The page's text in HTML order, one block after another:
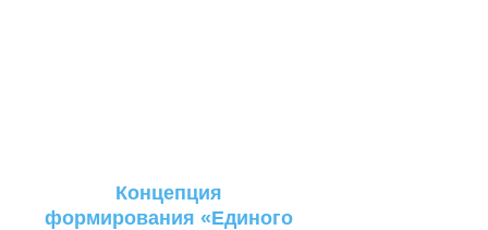
Концепция
формирования «Единого